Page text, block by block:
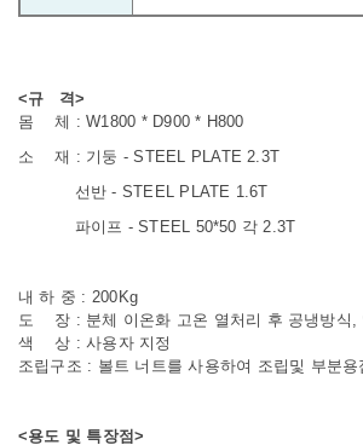
<규 격>
몸 체 : W1800 * D900 * H800
소 재 : 기둥 - STEEL PLATE 2.3T
선반 - STEEL PLATE 1.6T
파이프 -STEEL 50*50 각 2.3T
내 하 중 : 200Kg
도 장 : 분체 이온화 고온 열처리 후 공냉방식,
색 상 : 사용자 지정
조립구조 : 볼트 너트를 사용하여 조립및 부분용
<용도 및 특장점>